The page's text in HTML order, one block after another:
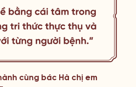
cùng bác Hà chị em